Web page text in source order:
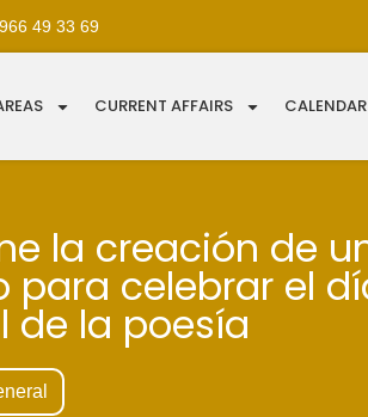
966 49 33 69
CURRENT AFFAIRS CALENDAR
la creación de
celebrar el
de la poesía